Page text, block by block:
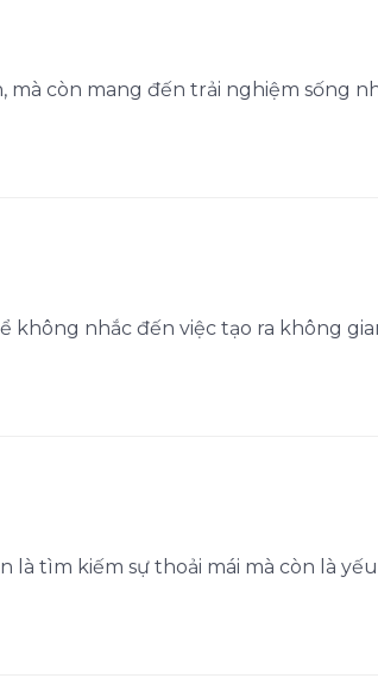
mà còn mang đến trải nghiệm sống
không nhắc đến việc tạo ra không
là tìm kiếm sự thoải mái mà còn là